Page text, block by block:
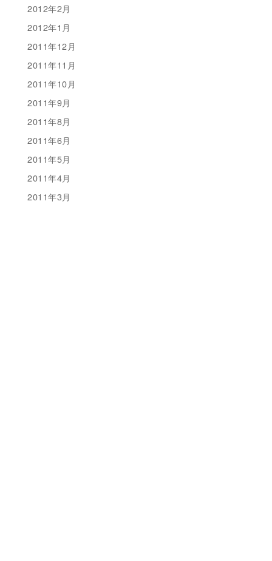
2012年2月
2012年1月
2011年12月
2011年11月
2011年10月
2011年9月
2011年8月
2011年6月
2011年5月
2011年4月
2011年3月